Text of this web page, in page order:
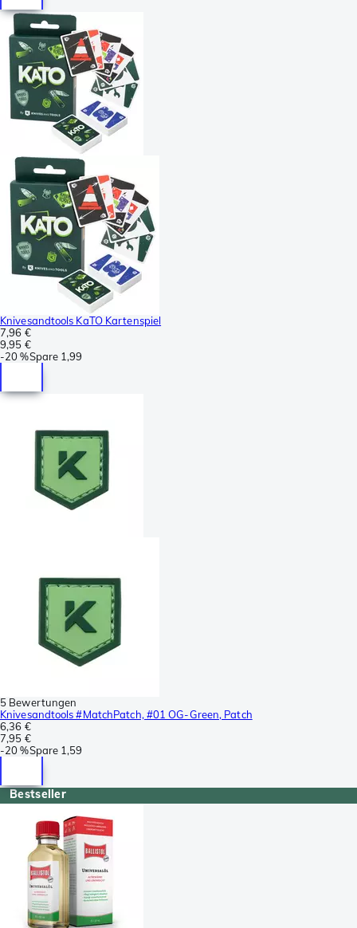
Knivesandtools KaTO Kartenspiel
7,96 €
9,95 €
-20 %Spare 1,99
5 Bewertungen
Knivesandtools #MatchPatch, #01 OG-Green, Patch
6,36 €
7,95 €
-20 %Spare 1,59
Bestseller